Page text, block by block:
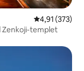
4,91 ud af 5 i
4,91 (373)
Zenkoji-templet